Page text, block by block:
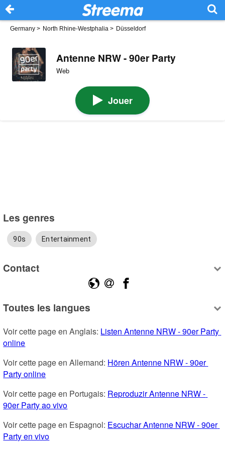
Germany > North Rhine-Westphalia > Düsseldorf
Antenne NRW - 90er Party
Web
Jouer
Les genres
90s Entertainment
Contact
Toutes les langues
Voir cette page en Anglais: Listen Antenne NRW - 90er Party
online
Voir cette page en Allemand: Hören Antenne NRW - 90er
Party online
Voir cette page en Portugais: Reproduzir Antenne NRW -
90er Party ao vivo
Voir cette page en Espagnol: Escuchar Antenne NRW - 90er
Party en vivo